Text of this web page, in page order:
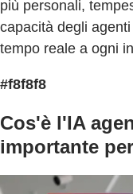
più personali,
capacità degli
tempo reale a ogni
#f8f8f8
Cos'è l'IA
importante